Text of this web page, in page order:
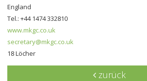
England
Tel.: +44 1474 332810
www.mkgc.co.uk
secretary@mkgc.co.uk
18 Löcher
zurück